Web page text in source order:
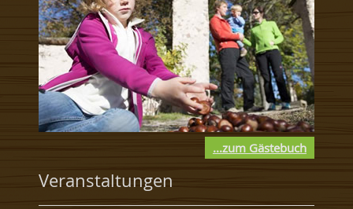
...zum Gästebuch
Veranstaltungen